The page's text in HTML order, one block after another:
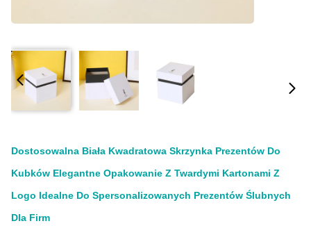
Dostosowalna Biała Kwadratowa Skrzynka Prezentów Do
Kubków Elegantne Opakowanie Z Twardymi Kartonami Z
Logo Idealne Do Spersonalizowanych Prezentów Ślubnych
Dla Firm